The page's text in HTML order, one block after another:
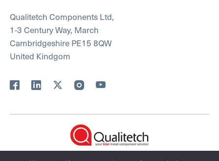
Qualitetch Components Ltd,
1-3 Century Way, March
Cambridgeshire PE15 8QW
United Kindgom